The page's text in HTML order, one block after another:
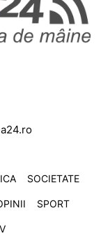
SOCIETATE
SPORT